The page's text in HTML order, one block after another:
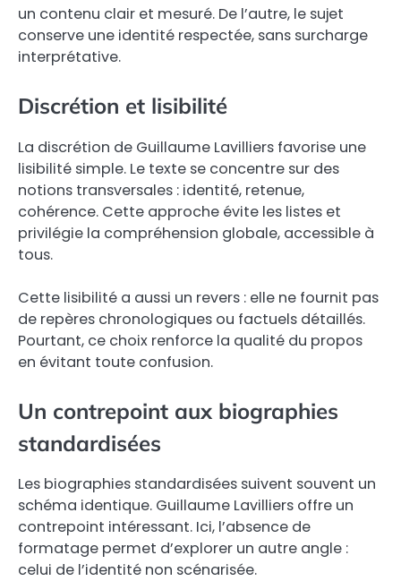
un contenu clair et mesuré. De l’autre, le sujet
conserve une identité respectée, sans surcharge
interprétative.
Discrétion et lisibilité
La discrétion de Guillaume Lavilliers favorise une
lisibilité simple. Le texte se concentre sur des
notions transversales : identité, retenue,
cohérence. Cette approche évite les listes et
privilégie la compréhension globale, accessible à
tous.
Cette lisibilité a aussi un revers : elle ne fournit pas
de repères chronologiques ou factuels détaillés.
Pourtant, ce choix renforce la qualité du propos
en évitant toute confusion.
Un contrepoint aux biographies
standardisées
Les biographies standardisées suivent souvent un
schéma identique. Guillaume Lavilliers offre un
contrepoint intéressant. Ici, l’absence de
formatage permet d’explorer un autre angle :
celui de l’identité non scénarisée.